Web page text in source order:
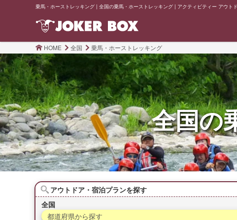
乗馬・ホーストレッキング | 全国の乗馬・ホーストレッキング | アクティビティー アウト
HOME 全国 乗馬・ホーストレッキング
全国の
アウトドア・宿泊プランを探す
全国
都道府県から探す